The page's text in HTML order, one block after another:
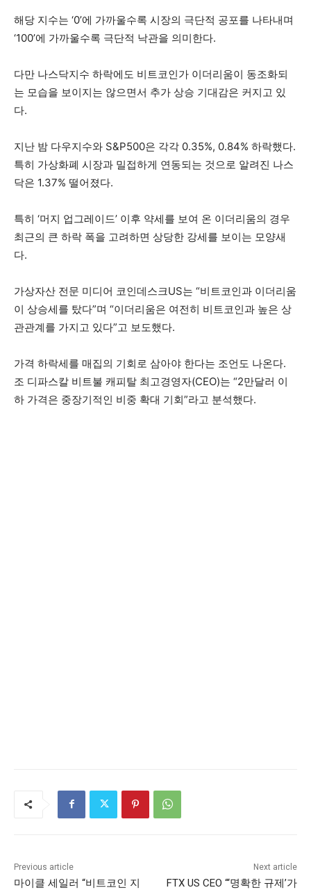
해당 지수는 ‘0’에 가까울수록 시장의 극단적 공포를 나타내며
‘100’에 가까울수록 극단적 낙관을 의미한다.
다만 나스닥지수 하락에도 비트코인가 이더리움이 동조화되
는 모습을 보이지는 않으면서 추가 상승 기대감은 커지고 있
다.
지난 밤 다우지수와 S&P500은 각각 0.35%, 0.84% 하락했다.
특히 가상화폐 시장과 밀접하게 연동되는 것으로 알려진 나스
닥은 1.37% 떨어졌다.
특히 ‘머지 업그레이드’ 이후 약세를 보여 온 이더리움의 경우
최근의 큰 하락 폭을 고려하면 상당한 강세를 보이는 모양새
다.
가상자산 전문 미디어 코인데스크US는 “비트코인과 이더리움
이 상승세를 탔다”며 “이더리움은 여전히 비트코인과 높은 상
관관계를 가지고 있다”고 보도했다.
가격 하락세를 매집의 기회로 삼아야 한다는 조언도 나온다.
조 디파스칼 비트불 캐피탈 최고경영자(CEO)는 “2만달러 이
하 가격은 중장기적인 비중 확대 기회”라고 분석했다.
Previous article
마이클 세일러 “비트코인 지
Next article
FTX US CEO “‘명확한 규제’가